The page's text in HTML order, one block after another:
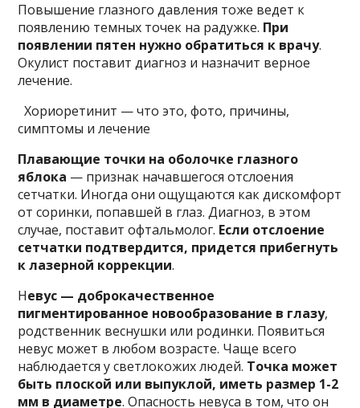
Повышение глазного давления тоже ведет к
появлению темных точек на радужке. При
появлении пятен нужно обратиться к врачу.
Окулист поставит диагноз и назначит верное
лечение.
Хориоретинит — что это, фото, причины,
симптомы и лечение
Плавающие точки на оболочке глазного
яблока — признак начавшегося отслоения
сетчатки. Иногда они ощущаются как дискомфорт
от соринки, попавшей в глаз. Диагноз, в этом
случае, поставит офтальмолог. Если отслоение
сетчатки подтвердится, придется прибегнуть
к лазерной коррекции.
Невус — доброкачественное
пигментированное новообразование в глазу,
родственник веснушки или родинки. Появиться
невус может в любом возрасте. Чаще всего
наблюдается у светлокожих людей. Точка может
быть плоской или выпуклой, иметь размер 1-2
мм в диаметре. Опасность невуса в том, что он